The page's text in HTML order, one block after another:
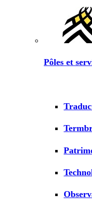
Pôles et